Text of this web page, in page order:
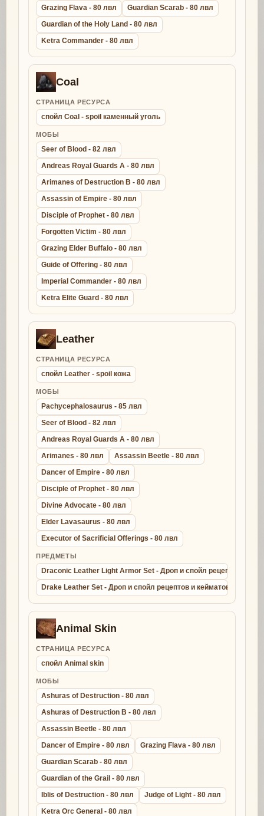
Grazing Flava - 80 лвл
Guardian Scarab - 80 лвл
Guardian of the Holy Land - 80 лвл
Ketra Commander - 80 лвл
Coal
СТРАНИЦА РЕСУРСА
спойл Coal - spoil каменный уголь
МОБЫ
Seer of Blood - 82 лвл
Andreas Royal Guards A - 80 лвл
Arimanes of Destruction B - 80 лвл
Assassin of Empire - 80 лвл
Disciple of Prophet - 80 лвл
Forgotten Victim - 80 лвл
Grazing Elder Buffalo - 80 лвл
Guide of Offering - 80 лвл
Imperial Commander - 80 лвл
Ketra Elite Guard - 80 лвл
Leather
СТРАНИЦА РЕСУРСА
спойл Leather - spoil кожа
МОБЫ
Pachycephalosaurus - 85 лвл
Seer of Blood - 82 лвл
Andreas Royal Guards A - 80 лвл
Arimanes - 80 лвл
Assassin Beetle - 80 лвл
Dancer of Empire - 80 лвл
Disciple of Prophet - 80 лвл
Divine Advocate - 80 лвл
Elder Lavasaurus - 80 лвл
Executor of Sacrificial Offerings - 80 лвл
ПРЕДМЕТЫ
Draconic Leather Light Armor Set - Дроп и спойл рецептов и
Drake Leather Set - Дроп и спойл рецептов и кейматов - крафт
Animal Skin
СТРАНИЦА РЕСУРСА
спойл Animal skin
МОБЫ
Ashuras of Destruction - 80 лвл
Ashuras of Destruction B - 80 лвл
Assassin Beetle - 80 лвл
Dancer of Empire - 80 лвл
Grazing Flava - 80 лвл
Guardian Scarab - 80 лвл
Guardian of the Grail - 80 лвл
Iblis of Destruction - 80 лвл
Judge of Light - 80 лвл
Ketra Orc General - 80 лвл